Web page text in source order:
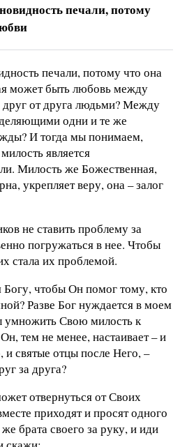
печали, потому
печали, потому что она
может быть любовь между
от друга людьми? Между
одни и те же
И тогда мы понимаем,
является
Милость же Божественная,
укрепляет веру, она – залог
не ставить проблему за
погружаться в нее. Чтобы
стала их проблемой.
чтобы Он помог тому, кто
Разве Бог нуждается в моем
умножить Свою милость к
тем не менее, настаивает – и
святые отцы после Него, –
за друга?
отвернуться от Своих
приходят и просят одного
брата своего за руку, и иди